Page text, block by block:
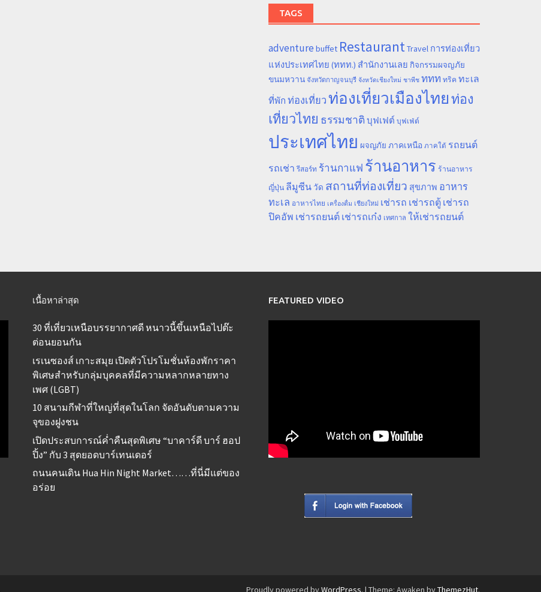
TAGS
adventure buffet RestaurantTravel การท่องเที่ยว
แห่งประเทศไทย (ททท.) สำนักงานเลย กิจกรรมผจญภัย
ขนมหวาน จังหวัดกาญจนบุรี จังหวัดเชียงใหม่ ชาพีช ททท ทริค ทะเล
ที่พัก ท่องเที่ยวท่องเที่ยวเมืองไทยท่อง
เที่ยวไทย ธรรมชาติ บุฟเฟต์ บุฟเฟ่ต์
ประเทศไทย ผจญภัย ภาคเหนือ ภาคใต้ รถยนต์
รถเช่า รีสอร์ท ร้านกาแฟ ร้านอาหาร ร้านอาหาร
ญี่ปุ่น ลีมูซีน วัด สถานที่ท่องเที่ยว สุขภาพ อาหาร
ทะเล อาหารไทย เครื่องดื่ม เชียงใหม่ เช่ารถ เช่ารถตู้ เช่ารถ
ปิคอัพ เช่ารถยนต์ เช่ารถเก๋ง เทศกาล ให้เช่ารถยนต์
เนื้อหาล่าสุด
30 ที่เที่ยวเหนือบรรยากาศดี หนาวนี้ขึ้นเหนือไปต๊ะ
ต่อนยอนกัน
เรเนซองส์ เกาะสมุย เปิดตัวโปรโมชั่นห้องพักราคา
พิเศษสำหรับกลุ่มบุคคลที่มีความหลากหลายทาง
เพศ (LGBT)
10 สนามกีฬาที่ใหญ่ที่สุดในโลก จัดอันดับตามความ
จุของฝูงชน
เปิดประสบการณ์ค่ำคืนสุดพิเศษ “บาคาร์ดี บาร์ ฮอป
ปิ้ง” กับ 3 สุดยอดบาร์เทนเดอร์
ถนนคนเดิน Hua Hin Night Market……ที่นี่มีแต่ของ
อร่อย
FEATURED VIDEO
Proudly powered byWordPress. | Theme: Awaken byThemezHut.